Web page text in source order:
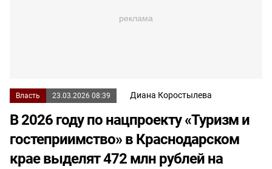
Власть 23.03.2026 08:39 Диана Коростылева
В 2026 году по нацпроекту «Туризм и
гостеприимство» в Краснодарском
крае выделят 472 млн рублей на